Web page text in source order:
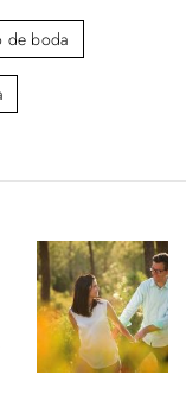
de boda